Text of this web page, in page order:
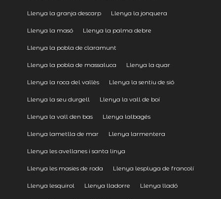
Llenya la granja descarp Llenya la jonquera
Llenya la masó Llenya la palma debre
Llenya la pobla de claramunt
Llenya la pobla de massaluca Llenya la quar
Llenya la roca del vallès Llenya la sentiu de sió
Llenya la seu durgell Llenya la vall de boí
Llenya la vall den bas Llenya lalbagés
Llenya lametlla de mar Llenya larmentera
Llenya les avellanes i santa linya
Llenya les masies de roda Llenya lespluga de francolí
Llenya lesquirol Llenya lladorre Llenya lladó